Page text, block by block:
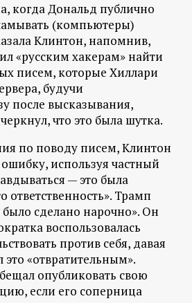
когда Дональд публично
(компьютеры)
Клинтон, напомнив,
«русским хакерам» найти
писем, которые Хиллари
будучи
после высказывания,
что это была шутка.
по поводу писем, Клинтон
ошибку, используя частный
— это была
ответственность». Трамп
было сделано нарочно». Он
воспользовалась
против себя, давая
это «отвратительным».
опубликовать свою
если его соперница